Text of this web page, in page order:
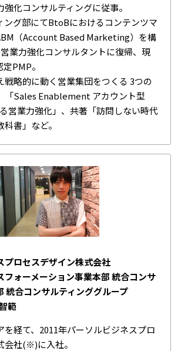
化コンサルティングに従事。
ング部にてBtoBにおけるコンテンツマ
（Account Based Marketing）を構
業力強化コンサルタントに復帰、現
PMP。
戦略的に動く営業集団をつくる 3つの
「Sales Enablement アカウント型
営業力強化」、共著「訪問しない時代
書」など。
プロセスデザイン株式会社
フォーメーション事業本部 統合コンサ
統合コンサルティンググループ
範
を経て、2011年パーソルビジネスプロ
会社(※)に入社。